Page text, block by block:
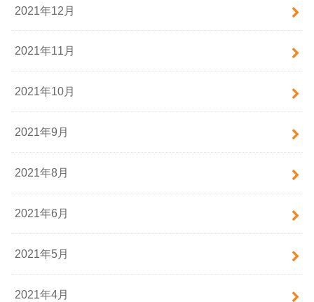
2021年12月
2021年11月
2021年10月
2021年9月
2021年8月
2021年6月
2021年5月
2021年4月